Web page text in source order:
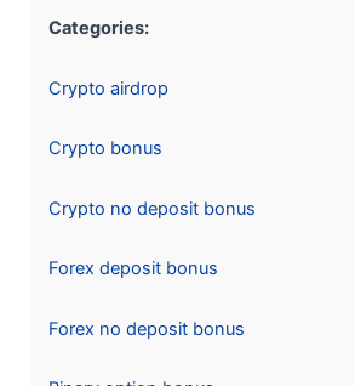
Categories:
Crypto airdrop
Crypto bonus
Crypto no deposit bonus
Forex deposit bonus
Forex no deposit bonus